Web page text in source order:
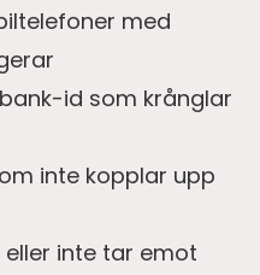
med
id som krånglar
inte kopplar upp
inte tar emot